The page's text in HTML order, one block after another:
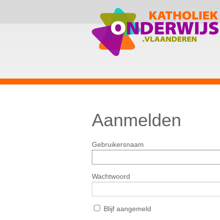
Aanmelden
Gebruikersnaam
Wachtwoord
Blijf aangemeld